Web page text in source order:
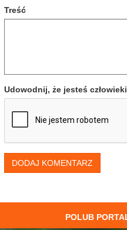
Treść
Udowodnij, że jesteś
DODAJ KOMENTARZ
POLUB